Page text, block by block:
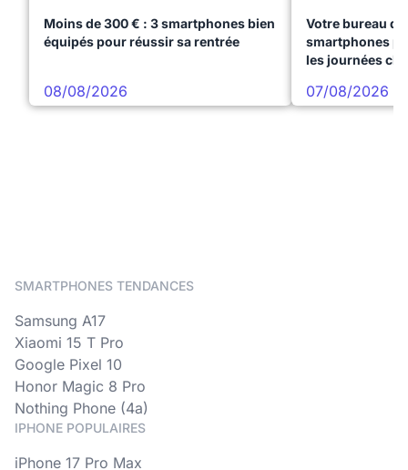
Moins de 300 € : 3 smartphones bien
équipés pour réussir sa rentrée
08/08/2026
Votre bureau
smartphones
les journées
07/08/2026
SMARTPHONES TENDANCES
Samsung A17
Xiaomi 15 T Pro
Google Pixel 10
Honor Magic 8 Pro
Nothing Phone (4a)
IPHONE POPULAIRES
iPhone 17 Pro Max